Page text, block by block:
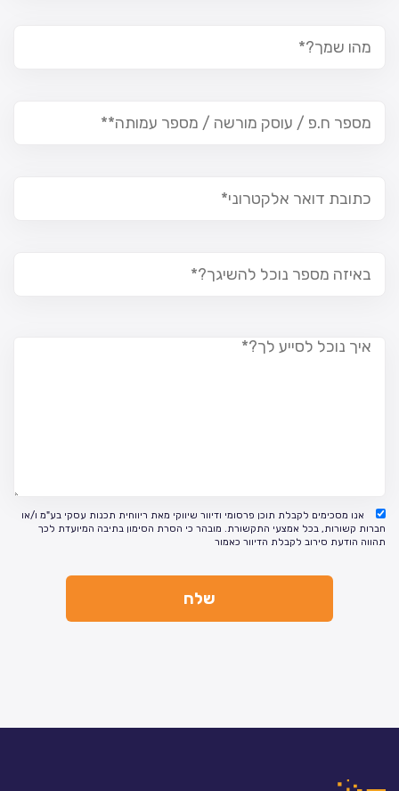
אנו מסכימים לקבלת תוכן פרסומי ודיוור שיווקי מאת ריווחית תכנות עסקי בע"מ ו/או
חברות קשורות, בכל אמצעי התקשורת. מובהר כי הסרת הסימון בתיבה המיועדת לכך
תהווה הודעת סירוב לקבלת הדיוור כאמור